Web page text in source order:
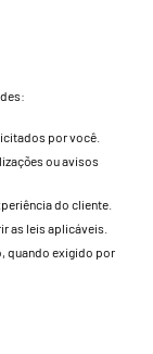
por você.
ou avisos
do cliente.
as leis aplicáveis.
quando exigido por